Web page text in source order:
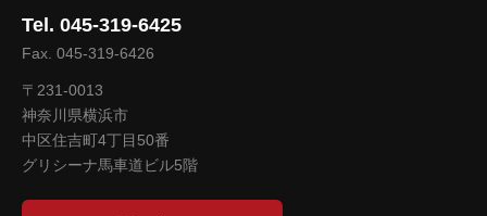
Tel. 045-319-6425
Fax. 045-319-6426
〒231-0013
神奈川県横浜市
中区住吉町4丁目50番
グリシーナ馬車道ビル5階